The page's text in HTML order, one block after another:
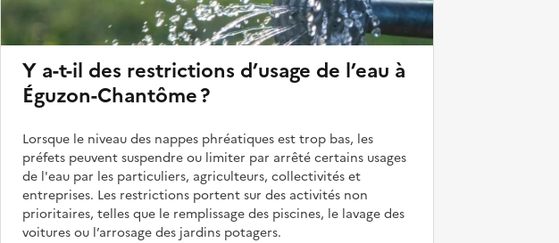
Y a-t-il des restrictions d’usage de l’eau à
Éguzon-Chantôme ?
Lorsque le niveau des nappes phréatiques est trop bas, les
préfets peuvent suspendre ou limiter par arrêté certains usages
de l'eau par les particuliers, agriculteurs, collectivités et
entreprises. Les restrictions portent sur des activités non
prioritaires, telles que le remplissage des piscines, le lavage des
voitures ou l’arrosage des jardins potagers.